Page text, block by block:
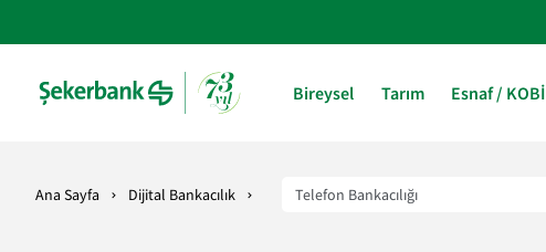
Bireysel Tarım Esnaf / KOBİ
Ana Sayfa Dijital Bankacılık